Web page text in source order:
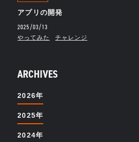
アプリの開発
2025/03/13
やってみた チャレンジ
ARCHIVES
2026年
2025年
2024年